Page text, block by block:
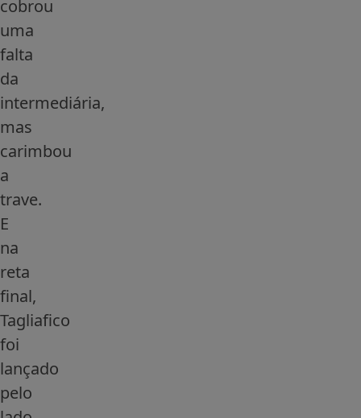
cobrou
uma
falta
da
intermediária,
mas
carimbou
a
trave.
E
na
reta
final,
Tagliafico
foi
lançado
pelo